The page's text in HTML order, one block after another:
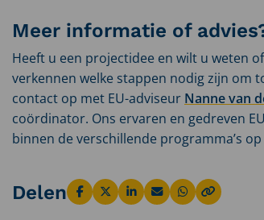
Meer informatie of
Heeft u een projectidee en wilt u weten
verkennen welke stappen nodig zijn om
contact op met EU-adviseur Nanne van
coördinator. Ons ervaren en gedreven
binnen de verschillende programma’s
Delen Deel
via
Deel
via
Deel
via
Deel
via
Deel
via